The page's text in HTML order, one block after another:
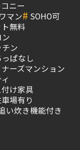
ニー
マン# SOHO可
無料
ン
ぱなし
ーズマンション
け家具
場有り
い炊き機能付き